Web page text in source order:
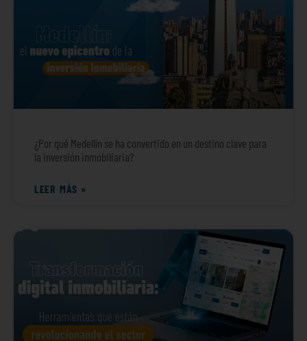
¿Por qué Medellín se ha convertido en un destino clave para
la inversión inmobiliaria?
LEER MÁS »